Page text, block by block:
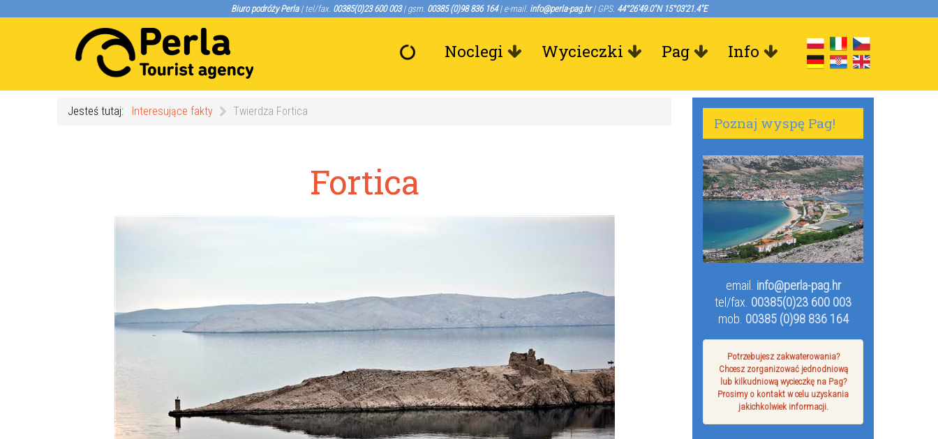
Biuro podróży Perla| tel/fax. 00385(0)23 600 003| gsm. 00385 (0)98 836 164| e-mail. info@perla-pag.hr| GPS. 44°26'49.0"N 15°03'21.4"E
Noclegi Wycieczki Pag Info
Jesteś tutaj: Interesujące fakty Twierdza Fortica
Fortica
Poznaj wyspę Pag!
email. info@perla-pag.hr
tel/fax. 00385(0)23 600 003
mob. 00385 (0)98 836 164
Potrzebujesz zakwaterowania?
Chcesz zorganizować jednodniową
lub kilkudniową wycieczkę na Pag?
Prosimy o kontakt w celu uzyskania
jakichkolwiek informacji.